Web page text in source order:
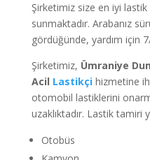
Şirketimiz size en iyi
sunmaktadır. Arabanız
gördüğünde, yardım için
Şirketimiz, Ümraniye
Acil Lastikçi hizmetine
otomobil lastiklerini
uzaklıktadır. Lastik tamiri
Otobüs